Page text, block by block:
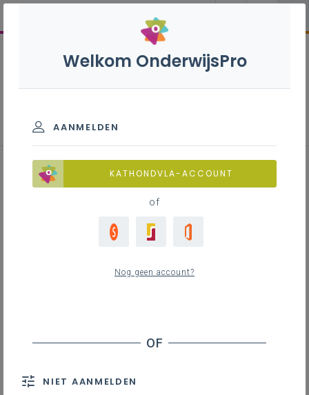
Download het leerplan
Welkom OnderwijsPro
AANMELDEN
KATHONDVLA-ACCOUNT
of
Nog geen account?
NIET AANMELDEN